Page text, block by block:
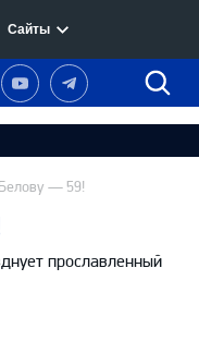
Сайты
Наш
канал
YouTube
Наш
канал
Telegram
— 59!
прославленный